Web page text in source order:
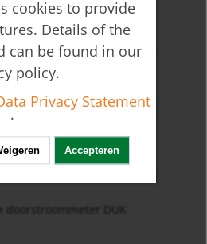
doorstroommeter DRH
doorstroommeter RCD
doorstroommeter DUK
cookies to provide
Details of the
can be found in our
policy.
Privacy Statement
·
Accepteren